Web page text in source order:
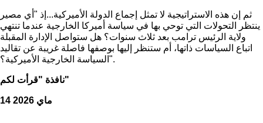
ثم إن هذه الاستراتيجية لا تمثل إجماع الدولة الأميركية...إذ "أي مصير
ينتظر التحولات التي توحي بها في سياسة أميركا الخارجية عندما تنتهي
ولاية الرئيس ترامب بعد ثلاث سنوات؟ هل ستواصل الإدارة المقبلة
اتباع السياسات ذاتها، أم ستنظر إليها بوصفها فاصلة غريبة عن تقاليد
السياسة الخارجية الأميركية؟".
نافذة "قرأت لكم"
14 ماي 2026